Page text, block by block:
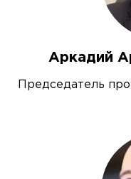
Аркадий
Председатель